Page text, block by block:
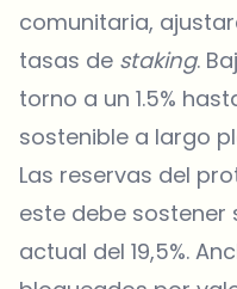
comunitaria,
tasas de staking.
torno a un 1.5%
sostenible a largo
Las reservas del
este debe sostener
actual del 19,5%.